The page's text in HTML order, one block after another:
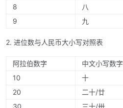
8
八
9
九
2. 进位数与人民币大小写对照表
阿拉伯数字 中文小写数字
10
十
20
二十/廿
30
三十/卅